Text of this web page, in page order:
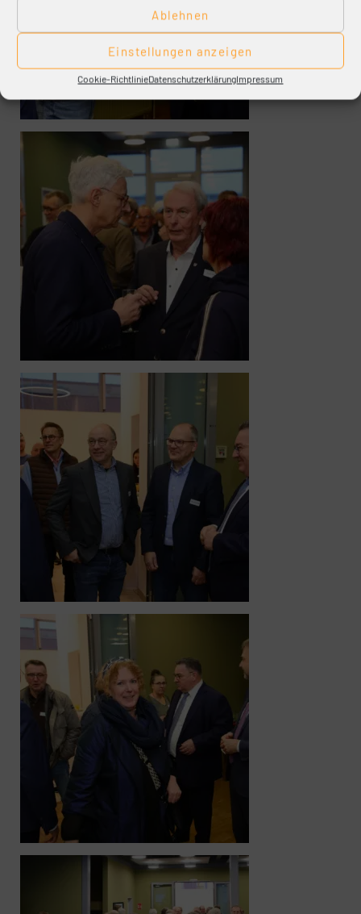
Ablehnen
Einstellungen anzeigen
Cookie-RichtlinieDatenschutzerklärungImpressum